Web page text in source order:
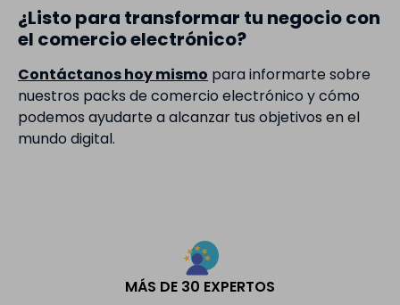
¿Listo para transformar tu negocio con
el comercio electrónico?
Contáctanos hoy mismo para informarte sobre
nuestros packs de comercio electrónico y cómo
podemos ayudarte a alcanzar tus objetivos en el
mundo digital.
MÁS DE 30 EXPERTOS